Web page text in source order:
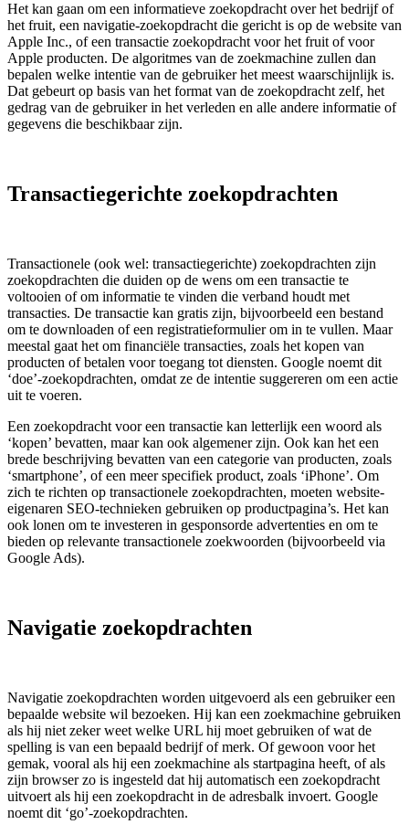
Het kan gaan om een informatieve zoekopdracht over het bedrijf of
het fruit, een navigatie-zoekopdracht die gericht is op de website van
Apple Inc., of een transactie zoekopdracht voor het fruit of voor
Apple producten. De algoritmes van de zoekmachine zullen dan
bepalen welke intentie van de gebruiker het meest waarschijnlijk is.
Dat gebeurt op basis van het format van de zoekopdracht zelf, het
gedrag van de gebruiker in het verleden en alle andere informatie of
gegevens die beschikbaar zijn.
Transactiegerichte zoekopdrachten
Transactionele (ook wel: transactiegerichte) zoekopdrachten zijn
zoekopdrachten die duiden op de wens om een transactie te
voltooien of om informatie te vinden die verband houdt met
transacties. De transactie kan gratis zijn, bijvoorbeeld een bestand
om te downloaden of een registratieformulier om in te vullen. Maar
meestal gaat het om financiële transacties, zoals het kopen van
producten of betalen voor toegang tot diensten. Google noemt dit
‘doe’-zoekopdrachten, omdat ze de intentie suggereren om een actie
uit te voeren.
Een zoekopdracht voor een transactie kan letterlijk een woord als
‘kopen’ bevatten, maar kan ook algemener zijn. Ook kan het een
brede beschrijving bevatten van een categorie van producten, zoals
‘smartphone’, of een meer specifiek product, zoals ‘iPhone’. Om
zich te richten op transactionele zoekopdrachten, moeten website-
eigenaren SEO-technieken gebruiken op productpagina’s. Het kan
ook lonen om te investeren in gesponsorde advertenties en om te
bieden op relevante transactionele zoekwoorden (bijvoorbeeld via
Google Ads).
Navigatie zoekopdrachten
Navigatie zoekopdrachten worden uitgevoerd als een gebruiker een
bepaalde website wil bezoeken. Hij kan een zoekmachine gebruiken
als hij niet zeker weet welke URL hij moet gebruiken of wat de
spelling is van een bepaald bedrijf of merk. Of gewoon voor het
gemak, vooral als hij een zoekmachine als startpagina heeft, of als
zijn browser zo is ingesteld dat hij automatisch een zoekopdracht
uitvoert als hij een zoekopdracht in de adresbalk invoert. Google
noemt dit ‘go’-zoekopdrachten.